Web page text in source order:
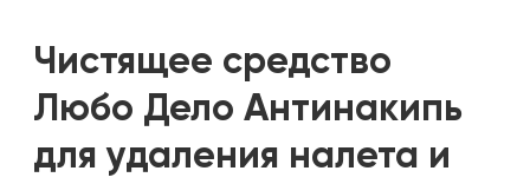
Чистящее средство
Любо Дело Антинакипь
для удаления налета и